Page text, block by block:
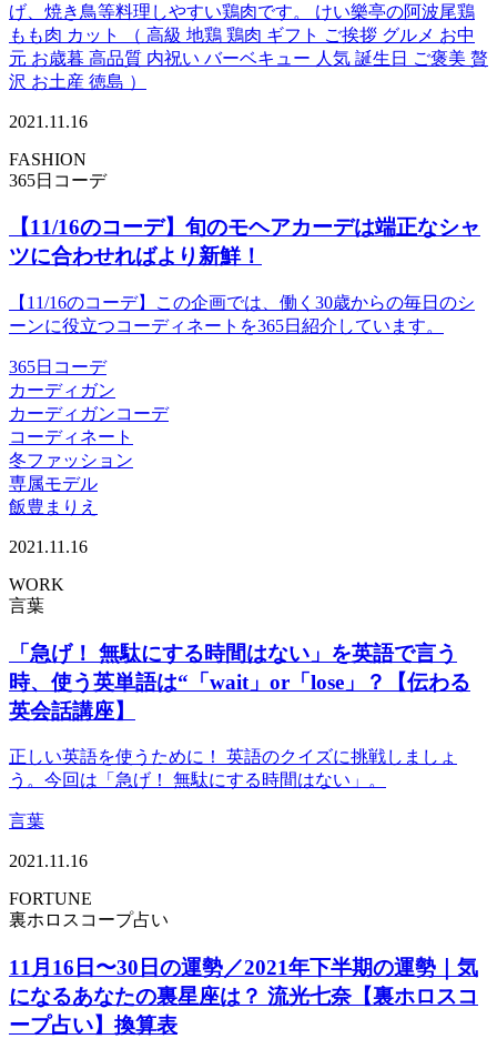
げ、焼き鳥等料理しやすい鶏肉です。 けい樂亭の阿波尾鶏
もも肉 カット （ 高級 地鶏 鶏肉 ギフト ご挨拶 グルメ お中
元 お歳暮 高品質 内祝い バーベキュー 人気 誕生日 ご褒美 贅
沢 お土産 徳島 ）
2021.11.16
FASHION
365日コーデ
【11/16のコーデ】旬のモヘアカーデは端正なシャ
ツに合わせればより新鮮！
【11/16のコーデ】この企画では、働く30歳からの毎日のシ
ーンに役立つコーディネートを365日紹介しています。
365日コーデ
カーディガン
カーディガンコーデ
コーディネート
冬ファッション
専属モデル
飯豊まりえ
2021.11.16
WORK
言葉
「急げ！ 無駄にする時間はない」を英語で言う
時、使う英単語は“「wait」or「lose」？【伝わる
英会話講座】
正しい英語を使うために！ 英語のクイズに挑戦しましょ
う。今回は「急げ！ 無駄にする時間はない」。
言葉
2021.11.16
FORTUNE
裏ホロスコープ占い
11月16日〜30日の運勢／2021年下半期の運勢｜気
になるあなたの裏星座は？ 流光七奈【裏ホロスコ
ープ占い】換算表